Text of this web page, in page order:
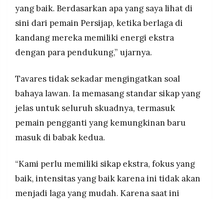
yang baik. Berdasarkan apa yang saya lihat di
sini dari pemain Persijap, ketika berlaga di
kandang mereka memiliki energi ekstra
dengan para pendukung,” ujarnya.
Tavares tidak sekadar mengingatkan soal
bahaya lawan. Ia memasang standar sikap yang
jelas untuk seluruh skuadnya, termasuk
pemain pengganti yang kemungkinan baru
masuk di babak kedua.
“Kami perlu memiliki sikap ekstra, fokus yang
baik, intensitas yang baik karena ini tidak akan
menjadi laga yang mudah. Karena saat ini